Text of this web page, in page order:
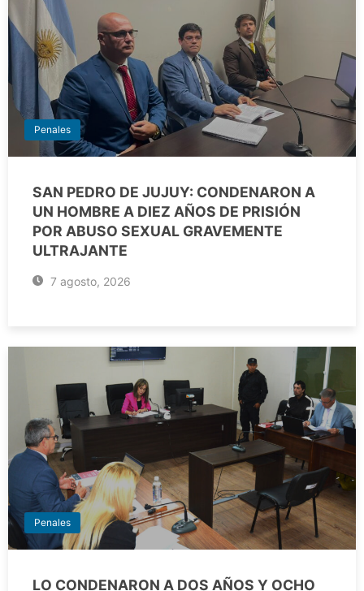
Penales
SAN PEDRO DE JUJUY: CONDENARON A
UN HOMBRE A DIEZ AÑOS DE PRISIÓN
POR ABUSO SEXUAL GRAVEMENTE
ULTRAJANTE
7 agosto, 2026
Penales
LO CONDENARON A DOS AÑOS Y OCHO